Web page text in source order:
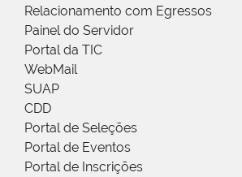
Relacionamento com Egressos
Painel do Servidor
Portal da TIC
WebMail
SUAP
CDD
Portal de Seleções
Portal de Eventos
Portal de Inscrições